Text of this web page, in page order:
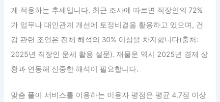
게 적용하는 추세입니다. 최근 조사에 따르면 직장인의 72%
가 업무나 대인관계 개선에 토정비결을 활용하고 있으며, 건
강 관련 조언은 전체 해석의 30% 이상을 차지합니다(출처:
2025년 직장인 운세 활용 설문). 재물운 역시 2025년 경제 상
황과 연동해 신중한 해석이 필요합니다.
맞춤 풀이 서비스를 이용하는 이용자 평점은 평균 4.7점 이상